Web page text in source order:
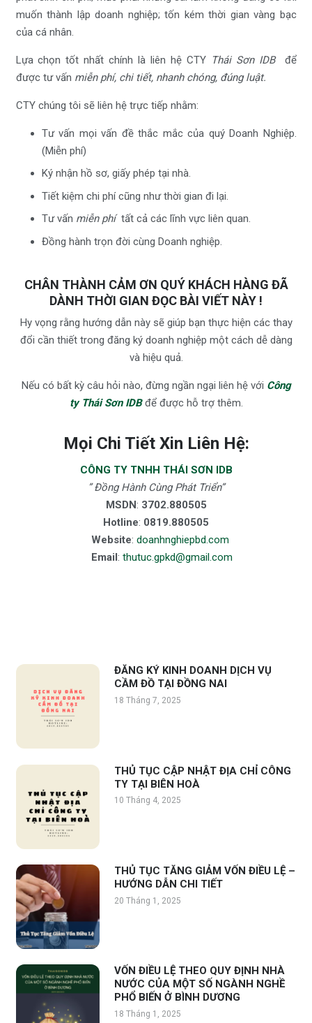
muốn thành lập doanh nghiệp; tốn kém thời gian vàng bạc
của cá nhân.
Lựa chọn tốt nhất chính là liên hệ CTY Thái Sơn IDBđể
được tư vấn miễn phí, chi tiết, nhanh chóng, đúng luật.
CTY chúng tôi sẽ liên hệ trực tiếp nhằm:
Tư vấn mọi vấn đề thắc mắc của quý Doanh Nghiệp.
(Miễn phí)
Ký nhận hồ sơ, giấy phép tại nhà.
Tiết kiệm chi phí cũng như thời gian đi lại.
Tư vấn miễn phítất cả các lĩnh vực liên quan.
Đồng hành trọn đời cùng Doanh nghiệp.
CHÂN THÀNH CẢM ƠN QUÝ KHÁCH HÀNG ĐÃ
DÀNH THỜI GIAN ĐỌC BÀI VIẾT NÀY !
Hy vọng rằng hướng dẫn này sẽ giúp bạn thực hiện các thay
đổi cần thiết trong đăng ký doanh nghiệp một cách dễ dàng
và hiệu quả.
Nếu có bất kỳ câu hỏi nào, đừng ngần ngại liên hệ với Công
ty Thái Sơn IDBđể được hỗ trợ thêm.
Mọi Chi Tiết Xin Liên Hệ:
CÔNG TY TNHH THÁI SƠN IDB
” Đồng Hành Cùng Phát Triển”
MSDN: 3702.880505
Hotline: 0819.880505
Website: doanhnghiepbd.com
Email: thutuc.gpkd@gmail.com
ĐĂNG KÝ KINH DOANH DỊCH VỤ
CẦM ĐỒ TẠI ĐỒNG NAI
18 Tháng 7, 2025
THỦ TỤC CẬP NHẬT ĐỊA CHỈ CÔNG
TY TẠI BIÊN HOÀ
10 Tháng 4, 2025
THỦ TỤC TĂNG GIẢM VỐN ĐIỀU LỆ –
HƯỚNG DẪN CHI TIẾT
20 Tháng 1, 2025
VỐN ĐIỀU LỆ THEO QUY ĐỊNH NHÀ
NƯỚC CỦA MỘT SỐ NGÀNH NGHỀ
PHỔ BIẾN Ở BÌNH DƯƠNG
18 Tháng 1, 2025